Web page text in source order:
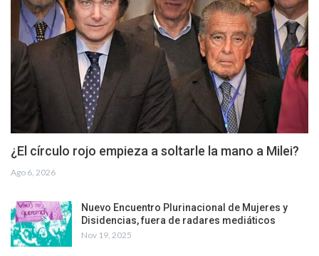
¿El círculo rojo empieza a soltarle la mano a Milei?
Ago 6, 2026
Nuevo Encuentro Plurinacional de Mujeres y
Disidencias, fuera de radares mediáticos
Nov 19, 2025